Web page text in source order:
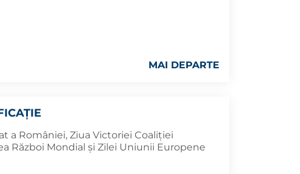
MAI DEPARTE
a României, Ziua Victoriei Coaliției
Război Mondial și Zilei Uniunii Europene